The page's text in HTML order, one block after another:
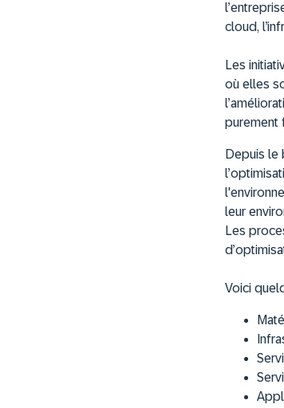
cloud,
Les
où elles
purement
Depuis le
leur
Les
Voici